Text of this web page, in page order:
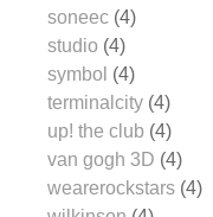
soneec (4)
studio (4)
symbol (4)
terminalcity (4)
up! the club (4)
van gogh 3D (4)
wearerockstars (4)